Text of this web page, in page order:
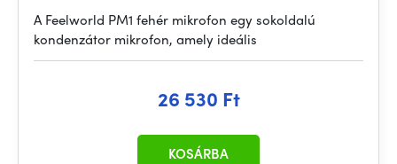
A Feelworld PM1 fehér mikrofon egy sokoldalú
kondenzátor mikrofon, amely ideális
26 530 Ft
KOSÁRBA